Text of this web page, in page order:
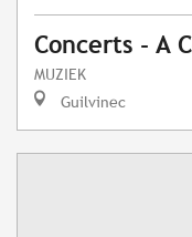
Concerts - A
MUZIEK
Guilvinec